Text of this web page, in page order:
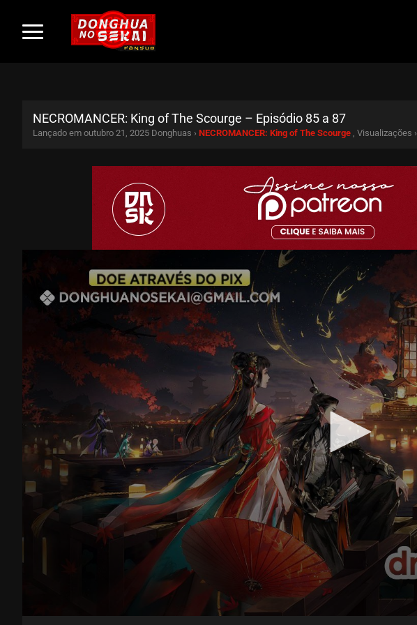
NECROMANCER: King of The Scourge – Episódio 85 a 87
Lançado em outubro 21, 2025 Donghuas › NECROMANCER: King of The Scourge , Visualizações ›